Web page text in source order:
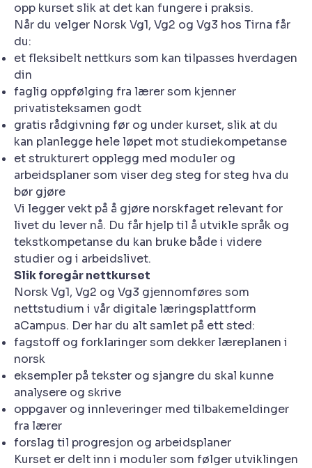
opp kurset slik at det kan fungere i praksis.
Når du velger Norsk Vg1, Vg2 og Vg3 hos Tirna får
du:
et fleksibelt nettkurs som kan tilpasses hverdagen
din
faglig oppfølging fra lærer som kjenner
privatisteksamen godt
gratis rådgivning før og under kurset, slik at du
kan planlegge hele løpet mot studiekompetanse
et strukturert opplegg med moduler og
arbeidsplaner som viser deg steg for steg hva du
bør gjøre
Vi legger vekt på å gjøre norskfaget relevant for
livet du lever nå. Du får hjelp til å utvikle språk og
tekstkompetanse du kan bruke både i videre
studier og i arbeidslivet.
Slik foregår nettkurset
Norsk Vg1, Vg2 og Vg3 gjennomføres som
nettstudium i vår digitale læringsplattform
aCampus. Der har du alt samlet på ett sted:
fagstoff og forklaringer som dekker læreplanen i
norsk
eksempler på tekster og sjangre du skal kunne
analysere og skrive
oppgaver og innleveringer med tilbakemeldinger
fra lærer
forslag til progresjon og arbeidsplaner
Kurset er delt inn i moduler som følger utviklingen